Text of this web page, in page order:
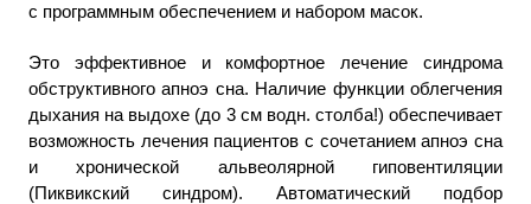
с программным обеспечением и набором масок.
Это эффективное и комфортное лечение синдрома
обструктивного апноэ сна. Наличие функции облегчения
дыхания на выдохе (до 3 см водн. столба!) обеспечивает
возможность лечения пациентов с сочетанием апноэ сна
и хронической альвеолярной гиповентиляции
(Пиквикский синдром). Автоматический подбор